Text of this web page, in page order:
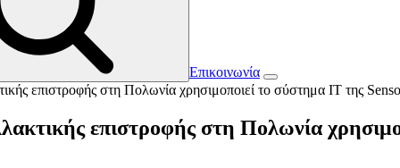
Επικοινωνία
επιστροφής στη Πολωνία χρησιμοποιεί το σύστημα IT της
επιστροφής στη Πολωνία